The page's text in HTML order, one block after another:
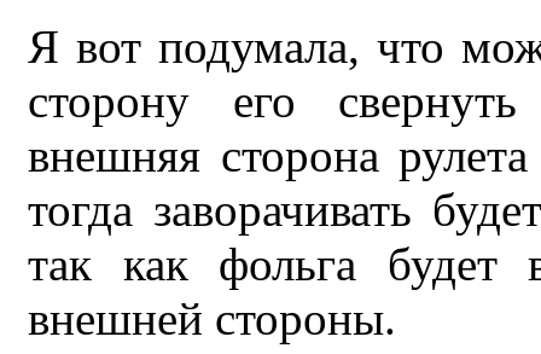
Я вот подумала, что
сторону его
внешняя сторона
тогда заворачивать
так как фольга будет
внешней стороны.